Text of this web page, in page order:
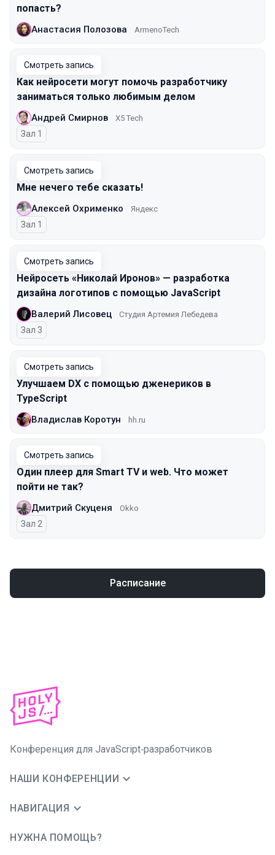
попасть?
Анастасия Полозова ArmenoTech
Смотреть запись
Как нейросети могут помочь разработчику
заниматься только любимым делом
Андрей Смирнов X5 Tech
Зал 1
Смотреть запись
Мне нечего тебе сказать!
Алексей Охрименко Яндекс
Зал 1
Смотреть запись
Нейросеть «Николай Иронов» — разработка
дизайна логотипов с помощью JavaScript
Валерий Лисовец Студия Артемия Лебедева
Зал 3
Смотреть запись
Улучшаем DX с помощью дженериков в
TypeScript
Владислав Коротун hh.ru
Смотреть запись
Один плеер для Smart TV и web. Что может
пойти не так?
Дмитрий Скуценя Okko
Зал 2
Расписание
Конференция для JavaScript‑разработчиков
НАШИ КОНФЕРЕНЦИИ
НАВИГАЦИЯ
НУЖНА ПОМОЩЬ?